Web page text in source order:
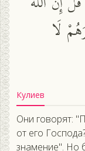
لَا
Кулиев
Они говорят:
от его
знамение". Но